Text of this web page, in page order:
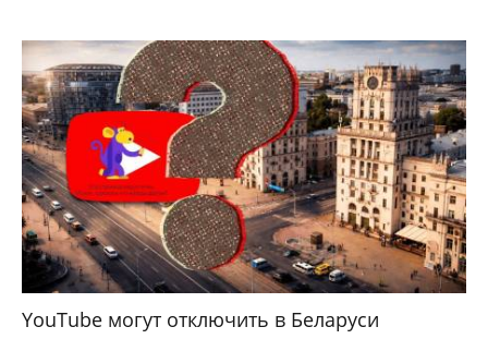
YouTube могут отключить в Беларуси